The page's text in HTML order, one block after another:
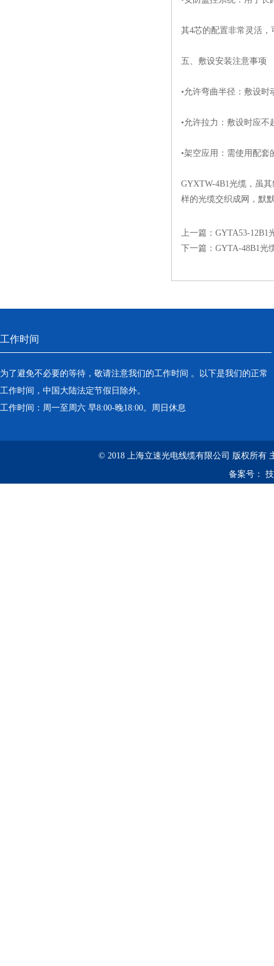
其4芯的配置非常灵活
五、敷设安装注意事项
•允许弯曲半径：敷设
•允许拉力：敷设时应
•架空应用：需使用配
GYXTW-4B1光缆，虽
样的光缆交织成网，默
上一篇： GYTA53-12B1
下一篇： GYTA-48B1光
工作时间
为了避免不必要的等待，敬请注意我们的工作时间 。以下是我们的正常
工作时间，中国大陆法定节假日除外。
工作时间：周一至周六 早8:00-晚18:00。周日休息
© 2018 上海立速光电线缆有限公司 版权所有
备案号：